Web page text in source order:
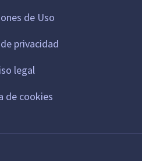
de Uso
privacidad
legal
de cookies